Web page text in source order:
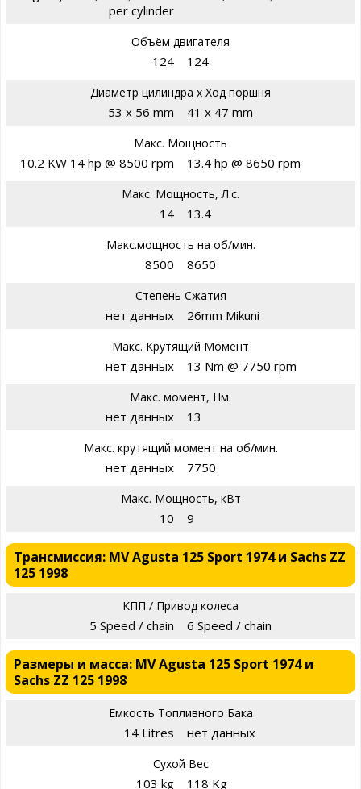
per cylinder
Объём двигателя
124 124
Диаметр цилиндра х Ход поршня
53 x 56 mm 41 x 47 mm
Макс. Мощность
10.2 KW 14 hp @ 8500 rpm 13.4 hp @ 8650 rpm
Макс. Мощность, Л.с.
14 13.4
Макс.мощность на об/мин.
8500 8650
Степень Сжатия
нет данных 26mm Mikuni
Макс. Крутящий Момент
нет данных 13 Nm @ 7750 rpm
Макс. момент, Нм.
нет данных 13
Макс. крутящий момент на об/мин.
нет данных 7750
Макс. Мощность, кВт
10 9
Трансмиссия: MV Agusta 125 Sport 1974 и Sachs ZZ
125 1998
КПП / Привод колеса
5 Speed / chain 6 Speed / chain
Размеры и масса: MV Agusta 125 Sport 1974 и
Sachs ZZ 125 1998
Емкость Топливного Бака
14 Litres нет данных
Сухой Вес
103 kg 118 Kg